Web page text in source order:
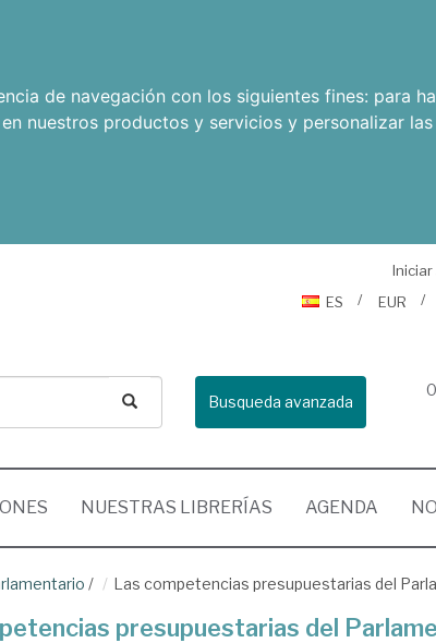
de navegación con los siguientes fines: para
nuestros productos y servicios y personalizar
Iniciar
ES
EUR
Busqueda avanzada
0
NUESTRAS LIBRERÍAS AGENDA
/ Las competencias presupuestarias del
presupuestarias del